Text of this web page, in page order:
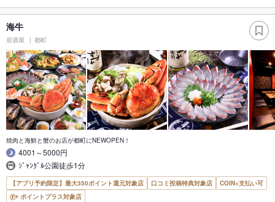
海牛
居酒屋 都町
焼肉と海鮮と蟹のお店が都町にNEWOPEN！
4001～5000円
ｼﾞｬﾝｸﾞﾙ公園徒歩1分
【アプリ予約限定】最大350ポイント還元対象店 口コミ投稿特典対象店
COIN+支払い可
ポイントプラス対象店